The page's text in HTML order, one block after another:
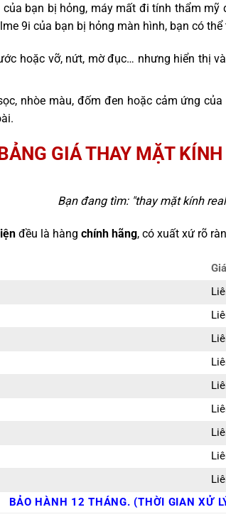
bạn bị hỏng, máy mất đi tính thẩm
9i của bạn bị hỏng màn hình, bạn có
hoặc vỡ, nứt, mờ đục… nhưng hiển thị
nhòe màu, đốm đen hoặc cảm ứng
GIÁ THAY MẶT
Bạn đang tìm: "thay mặt kính
đều là hàng chính hãng, có xuất xứ rõ
Giá
BẢO HÀNH 12 THÁNG. (THỜI GIAN XỬ